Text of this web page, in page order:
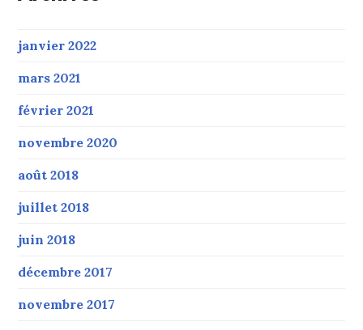
janvier 2022
mars 2021
février 2021
novembre 2020
août 2018
juillet 2018
juin 2018
décembre 2017
novembre 2017